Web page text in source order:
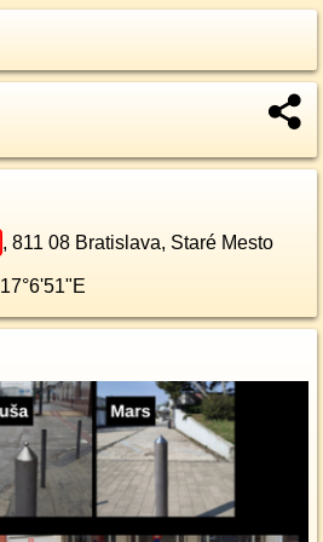
, 811 08 Bratislava, Staré Mesto
17°6'51"E